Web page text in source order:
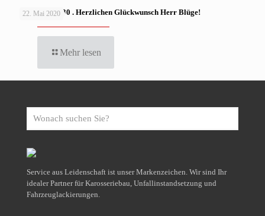
22. Mai 2020
MAZDA CX-30 . Herzlichen Glückwunsch Herr Blüge!
Mehr lesen
suchen
Service aus Leidenschaft ist unser Markenzeichen. Wir sind Ihr
idealer Partner für Karosseriebau, Unfallinstandsetzung und
Fahrzeuglackierungen.